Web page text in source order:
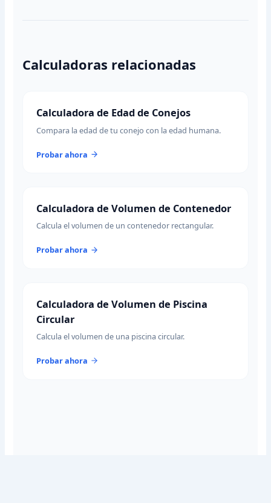
Calculadoras relacionadas
Calculadora de Edad de Conejos
Compara la edad de tu conejo con la edad humana.
Probar ahora
Calculadora de Volumen de Contenedor
Calcula el volumen de un contenedor rectangular.
Probar ahora
Calculadora de Volumen de Piscina
Circular
Calcula el volumen de una piscina circular.
Probar ahora